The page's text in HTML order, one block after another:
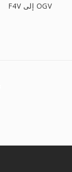
F4V إلى OGV